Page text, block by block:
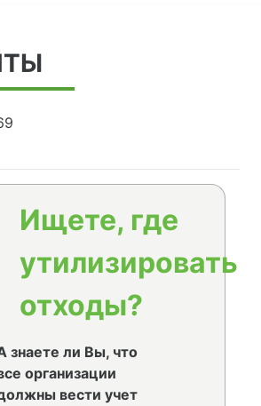
Ищете, где
утилизировать
отходы?
знаете ли Вы, что
организации
вести учет